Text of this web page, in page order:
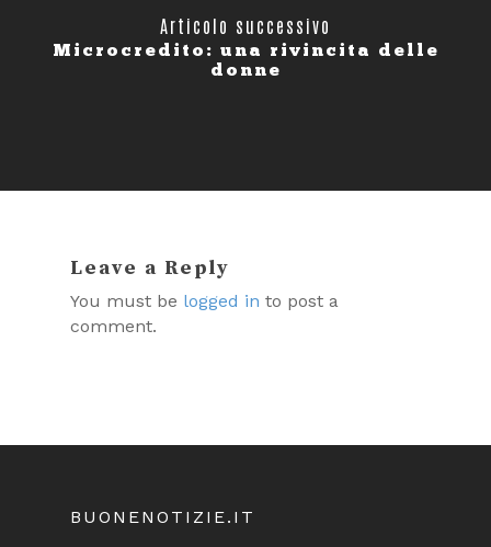
Articolo successivo
Microcredito: una rivincita delle
donne
Leave a Reply
You must be logged in to post a
comment.
BUONENOTIZIE.IT